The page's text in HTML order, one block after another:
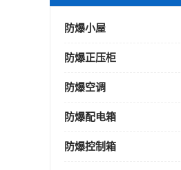
防爆小屋
防爆正压柜
防爆空调
防爆配电箱
防爆控制箱